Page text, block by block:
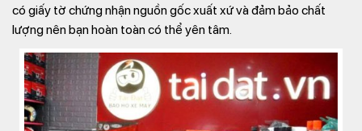
có giấy tờ chứng nhận nguồn gốc xuất xứ và đảm bảo chất
lượng nên bạn hoàn toàn có thể yên tâm.